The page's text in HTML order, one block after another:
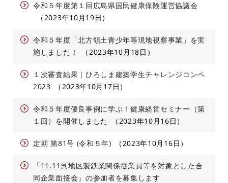
令和５年度第１回広島県国民健康保険運営協議会
2023年10月19日
令和５年度「北方領土青少年等現地視察事業」を実
施しました！
2023年10月18日
１次審査結果｜ひろしま建築学生チャレンジコンペ
2023
2023年10月17日
令和５年度優良事例に学ぶ！健康経営セミナー（第
１回）を開催しました
2023年10月16日
定期 第81号 (令和５年) 2023年10月16日
「11.11呉地区製鉄業関係従業員等を対象とした合
同企業面接会」の参加者を募集します